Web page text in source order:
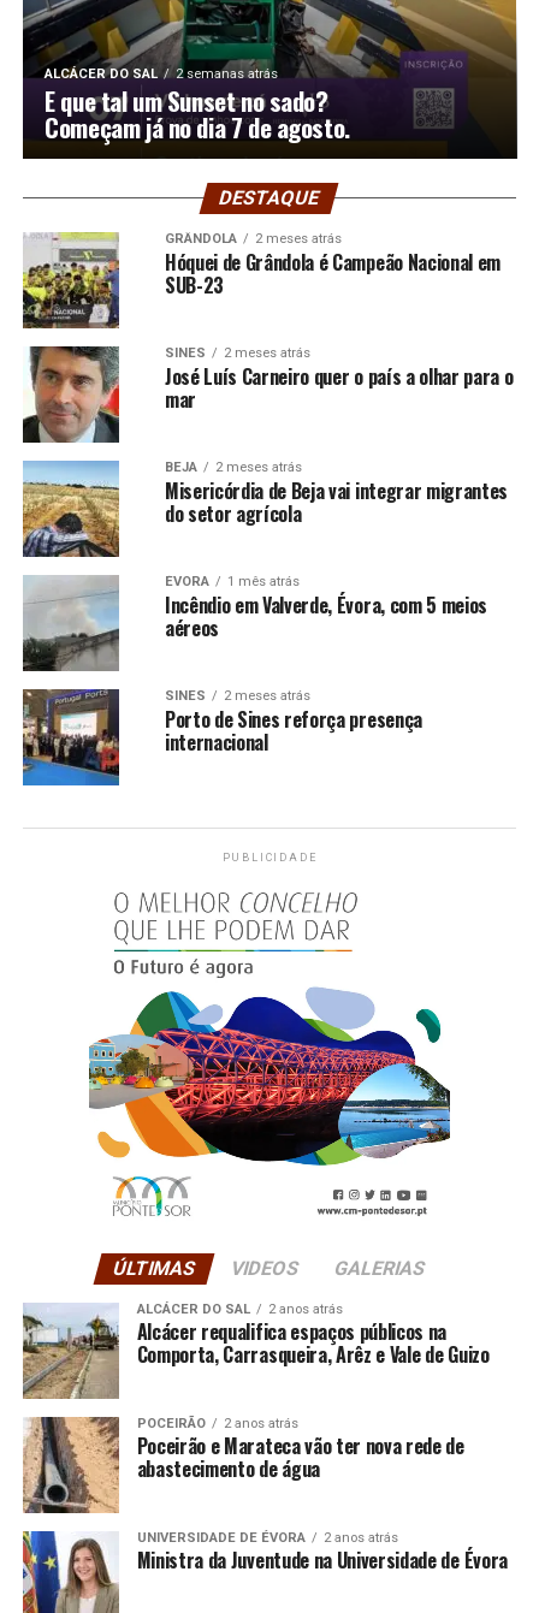
ALCÁCER DO SAL 2 semanas atrás
E que tal um Sunset no sado?
Começam já no dia 7 de agosto.
DESTAQUE
GRÂNDOLA 2 meses atrás
Hóquei de Grândola é Campeão Nacional em
SUB-23
SINES 2 meses atrás
José Luís Carneiro quer o país a olhar para o
mar
BEJA 2 meses atrás
Misericórdia de Beja vai integrar migrantes
do setor agrícola
ÉVORA 1 mês atrás
Incêndio em Valverde, Évora, com 5 meios
aéreos
SINES 2 meses atrás
Porto de Sines reforça presença
internacional
PUBLICIDADE
ÚLTIMAS VIDEOS GALERIAS
ALCÁCER DO SAL 2 anos atrás
Alcácer requalifica espaços públicos na
Comporta, Carrasqueira, Arêz e Vale de Guizo
POCEIRÃO 2 anos atrás
Poceirão e Marateca vão ter nova rede de
abastecimento de água
UNIVERSIDADE DE ÉVORA 2 anos atrás
Ministra da Juventude na Universidade de Évora